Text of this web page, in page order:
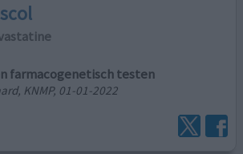
farmacogenetisch testen
KNMP, 01-01-2022